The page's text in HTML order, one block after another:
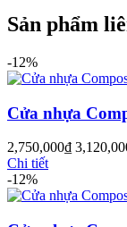
Sản phẩm
-12%
Cửa nhựa
2,750,000₫
Chi tiết
-12%